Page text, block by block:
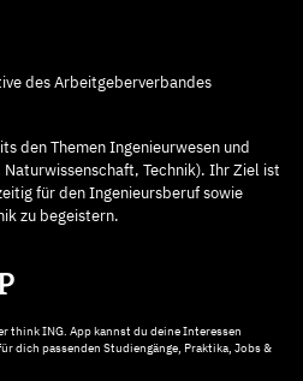
des Arbeitgeberverbandes
den Themen Ingenieurwesen und
Technik). Ihr Ziel ist
für den Ingenieursberuf sowie
zu begeistern.
think ING. App kannst du deine Interessen
dich passenden Studiengänge, Praktika, Jobs &